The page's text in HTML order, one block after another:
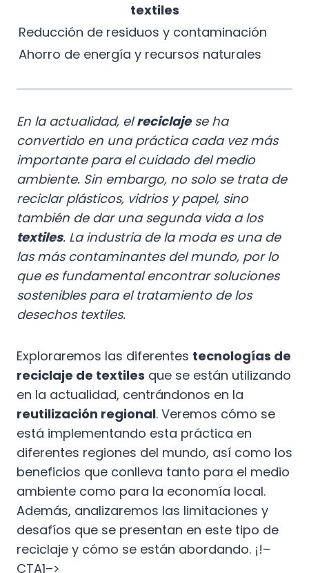
textiles
Reducción de residuos y contaminación
Ahorro de energía y recursos naturales
En la actualidad, elreciclajese ha
convertido en una práctica cada vez más
importante para el cuidado del medio
ambiente. Sin embargo, no solo se trata de
reciclar plásticos, vidrios y papel, sino
también de dar una segunda vida a los
textiles. La industria de la moda es una de
las más contaminantes del mundo, por lo
que es fundamental encontrar soluciones
sostenibles para el tratamiento de los
desechos textiles.
Exploraremos las diferentes tecnologías de
reciclaje de textiles que se están utilizando
en la actualidad, centrándonos en la
reutilización regional. Veremos cómo se
está implementando esta práctica en
diferentes regiones del mundo, así como los
beneficios que conlleva tanto para el medio
ambiente como para la economía local.
Además, analizaremos las limitaciones y
desafíos que se presentan en este tipo de
reciclaje y cómo se están abordando. ¡!–
CTA1–>